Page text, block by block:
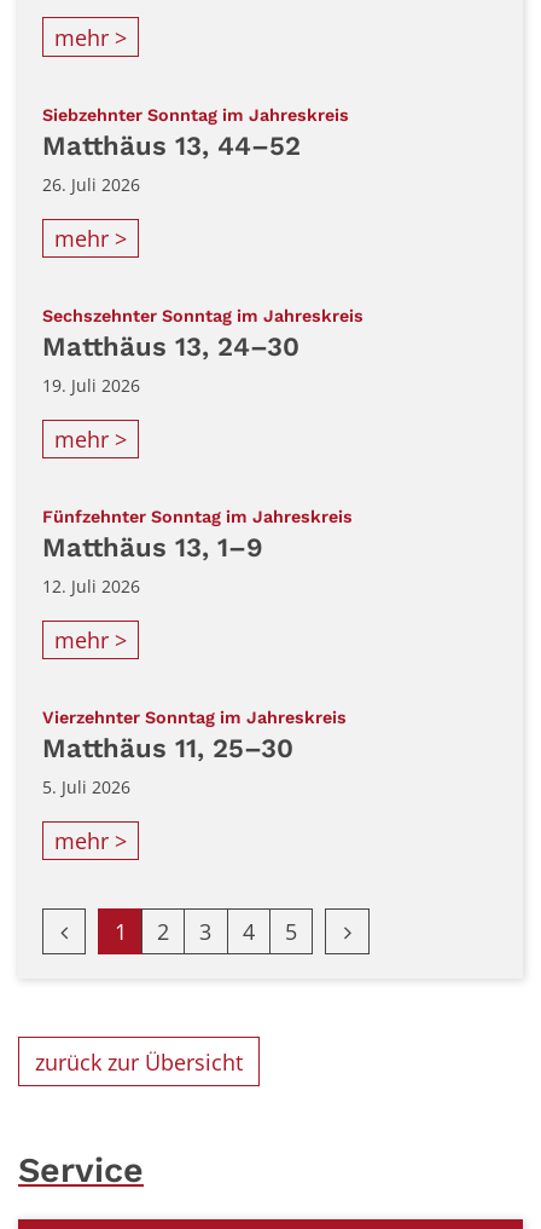
mehr >
Siebzehnter Sonntag im Jahreskreis
Matthäus 13, 44–52
26. Juli 2026
mehr >
Sechszehnter Sonntag im Jahreskreis
Matthäus 13, 24–30
19. Juli 2026
mehr >
Fünfzehnter Sonntag im Jahreskreis
Matthäus 13, 1–9
12. Juli 2026
mehr >
Vierzehnter Sonntag im Jahreskreis
Matthäus 11, 25–30
5. Juli 2026
mehr >
Vorherige Seite
1 2 3 4 5 Nächste Seite
zurück zur Übersicht
Service